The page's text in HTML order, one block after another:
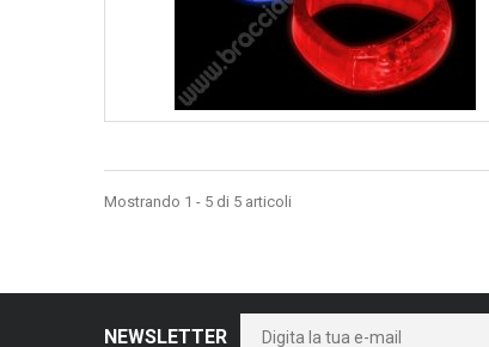
Mostrando 1 - 5 di 5 articoli
NEWSLETTER